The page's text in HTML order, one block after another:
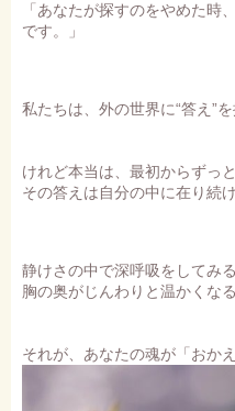
「あなたが探すのをやめた時
です。」
私たちは、外の世界に“答え”を
けれど本当は、最初からずっと
その答えは自分の中に在り続
静けさの中で深呼吸をしてみる
胸の奥がじんわりと温かくな
それが、あなたの魂が「おか